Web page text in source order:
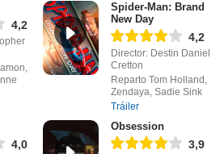
4,2
Spider-Man: Brand
New Day
4,2
Director: Destin Daniel
Cretton
Reparto Tom Holland,
Zendaya, Sadie Sink
Tráiler
4,0
Obsession
3,9